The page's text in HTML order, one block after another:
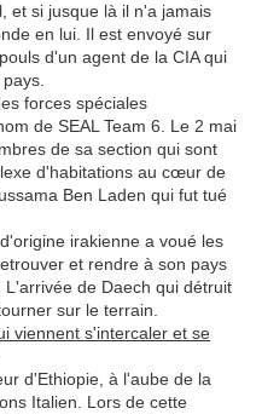
et si jusque là il n'a jamais
en lui. Il est envoyé sur
d'un agent de la CIA qui
forces spéciales
de SEAL Team 6. Le 2 mai
de sa section qui sont
d'habitations au cœur de
Ben Laden qui fut tué
irakienne a voué les
et rendre à son pays
de Daech qui détruit
sur le terrain.
viennent s'intercaler et se
d'Ethiopie, à l'aube de la
Italien. Lors de cette